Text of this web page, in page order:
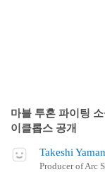
마블 투혼 파이팅
이클롭스 공개
Takeshi
Producer of Arc